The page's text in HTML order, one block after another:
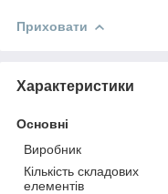
Приховати
Характеристики
Основні
Виробник
Кількість складових
елементів